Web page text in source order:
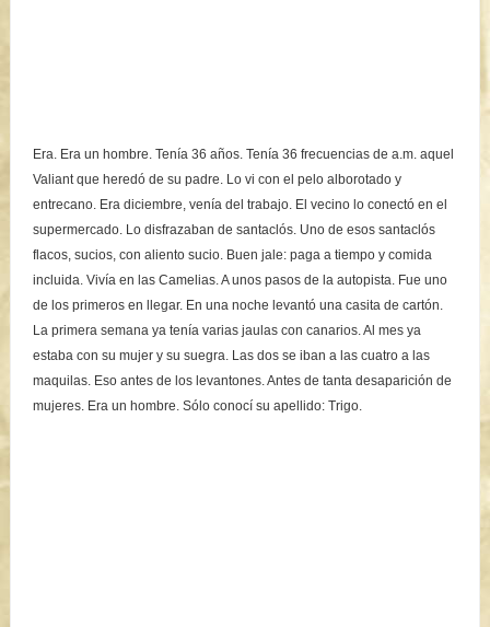
Era. Era un hombre. Tenía 36 años. Tenía 36 frecuencias de a.m. aquel
Valiant que heredó de su padre. Lo vi con el pelo alborotado y
entrecano. Era diciembre, venía del trabajo. El vecino lo conectó en el
supermercado. Lo disfrazaban de santaclós. Uno de esos santaclós
flacos, sucios, con aliento sucio. Buen jale: paga a tiempo y comida
incluida. Vivía en las Camelias. A unos pasos de la autopista. Fue uno
de los primeros en llegar. En una noche levantó una casita de cartón.
La primera semana ya tenía varias jaulas con canarios. Al mes ya
estaba con su mujer y su suegra. Las dos se iban a las cuatro a las
maquilas. Eso antes de los levantones. Antes de tanta desaparición de
mujeres. Era un hombre. Sólo conocí su apellido: Trigo.